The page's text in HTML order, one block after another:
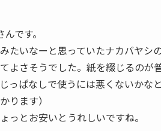
です。
たいなーと思っていたナカバヤシ
よさそうでした。紙を綴じるの
っぱなしで使うには悪くないか
ります）
っとお安いとうれしいですね。